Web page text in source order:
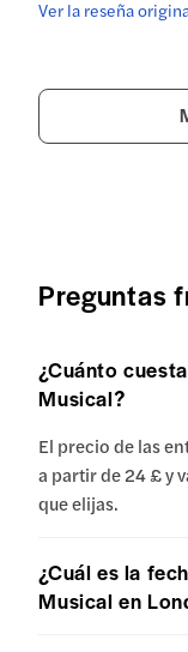
Ver la reseña
Preguntas
¿Cuánto
Musical?
El precio de las
a partir de 24 £ y
que elijas.
¿Cuál es la
Musical en